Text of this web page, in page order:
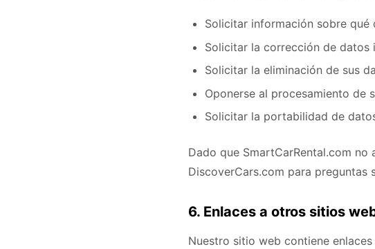
Solicitar información sobre qué
Solicitar la corrección de datos
Solicitar la eliminación de sus
Oponerse al procesamiento de
Solicitar la portabilidad de
Dado que SmartCarRental.com
DiscoverCars.com para preguntas
6. Enlaces a otros sitios
Nuestro sitio web contiene